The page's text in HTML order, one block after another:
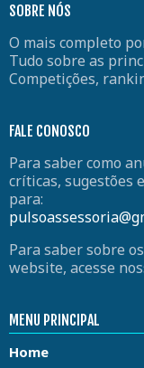
SOBRE NÓS
O mais completo
Tudo sobre as
Competições,
FALE CONOSCO
Para saber como
críticas, sugestões
para:
Para saber sobre
website, acesse
MENU PRINCIPAL
Home